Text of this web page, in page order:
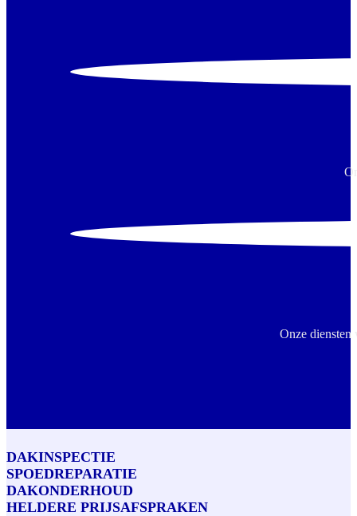
Onze diensten
DAKINSPECTIE
SPOEDREPARATIE
DAKONDERHOUD
HELDERE PRIJSAFSPRAKEN